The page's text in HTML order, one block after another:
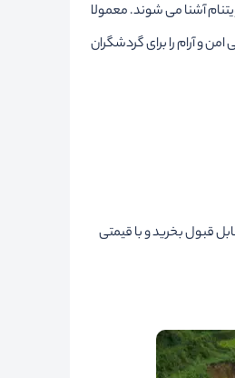
آشنا می شوند. معمولا
و آرام را برای گردشگران
قبول بخرید و با قیمتی